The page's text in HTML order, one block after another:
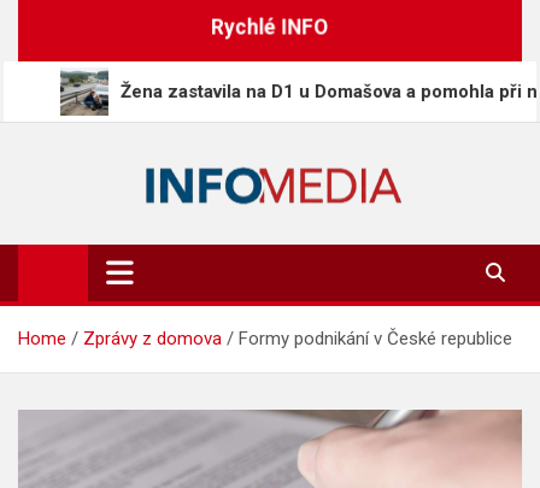
Rychlé INFO
Žena zastavila na D1 u Domašova a pomohla při
Info-Media.cz
Zprávy, media a souvislosti dneška
Home Zprávy z domova Formy podnikání v České republice